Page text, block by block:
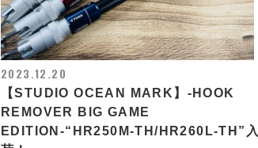
2023.12.20
【STUDIO OCEAN MARK】-HOOK
REMOVER BIG GAME
EDITION-“HR250M-TH/HR260L-TH”入